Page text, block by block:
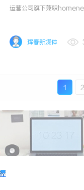
运营公司旗下兼职
珲春新媒体
1 2